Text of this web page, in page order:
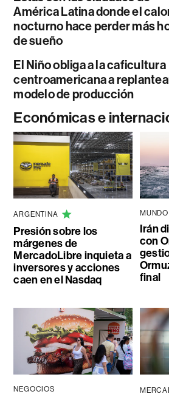
América Latina donde el
nocturno hace perder más
de sueño
El Niño obliga a la caficultura
centroamericana a
modelo de producción
Económicas e
ARGENTINA
Presión sobre los
márgenes de
MercadoLibre inquieta a
inversores y acciones
caen en el Nasdaq
MUNDO
Irán
con
final
NEGOCIOS